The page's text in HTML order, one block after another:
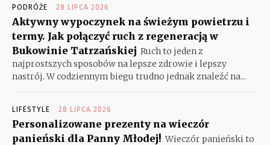
PODRÓŻE 28 LIPCA 2026
Aktywny wypoczynek na świeżym powietrzu i
termy. Jak połączyć ruch z regeneracją w
Bukowinie Tatrzańskiej Ruch to jeden z
najprostszych sposobów na lepsze zdrowie i lepszy
nastrój. W codziennym biegu trudno jednak znaleźć na...
LIFESTYLE 28 LIPCA 2026
Personalizowane prezenty na wieczór
panieński dla Panny Młodej! Wieczór panieński to